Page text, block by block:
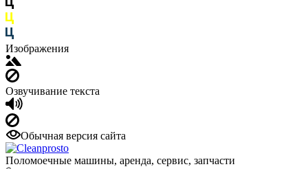
Изображения
Озвучивание текста
Обычная версия сайта
Поломоечные машины, аренда, сервис, запчасти